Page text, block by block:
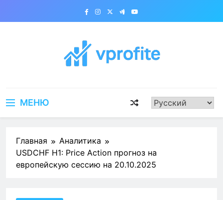
МЕНЮ
Главная
Аналитика
USDCHF H1: Price Action прогноз на
европейскую сессию на 20.10.2025